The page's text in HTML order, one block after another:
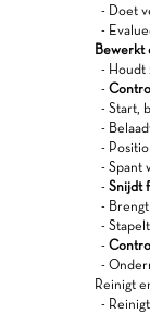
- Doet
-
Bewerkt
- Houdt
-
- Start,
-
-
- Spant
- Snijdt
-
-
-
-
Reinigt
-